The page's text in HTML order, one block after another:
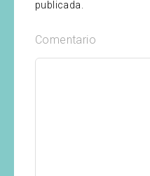
publicada.
Comentario